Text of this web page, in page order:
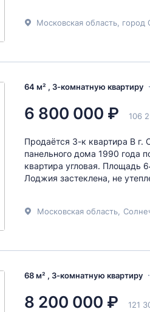
64 м² , 3-комнатную квартиру
6 800 000 ₽ 106
Продаётся 3-к квартира В г.
панельного дома 1990 года
квартира угловая. Площадь
Лоджия застеклена, не
Московская область
68 м² , 3-комнатную квартиру
8 200 000 ₽ 121